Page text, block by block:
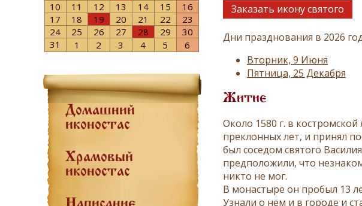
10
11 12 13 14 15
16
17
18 19 20 21 22
23
24
25 26 27 28 29
30
31
1 2 3 4 5 6
Домашний
иконостас
Храмовый
иконостас
Заказать икону святого
Дни празднования в 2026
Вторник, 9 Июня
Пятница, 25 Декабря
Житие
Около 1580 г. в костромской
преклонных лет, и принял
был соседом святого
предположили, что
никто не мог.
В монастыре он пробыл 13
Узнали о нем и в городе и